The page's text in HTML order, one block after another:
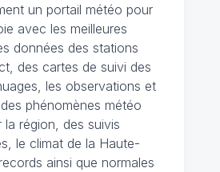
un portail météo pour
avec les meilleures
données des stations
des cartes de suivi des
les observations et
phénomènes météo
la région, des suivis
le climat de la Haute-
ainsi que normales